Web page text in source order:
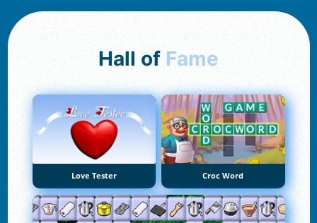
Hall of Fame
Love Tester Croc Word